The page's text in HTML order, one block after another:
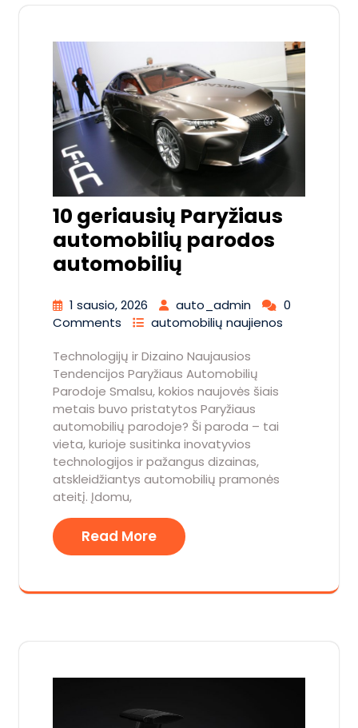
10 geriausių Paryžiaus
automobilių parodos
automobilių
1 sausio, 2026 auto_admin
0
Comments
automobilių naujienos
Technologijų ir Dizaino Naujausios
Tendencijos Paryžiaus Automobilių
Parodoje Smalsu, kokios naujovės šiais
metais buvo pristatytos Paryžiaus
automobilių parodoje? Ši paroda – tai
vieta, kurioje susitinka inovatyvios
technologijos ir pažangus dizainas,
atskleidžiantys automobilių pramonės
ateitį. Įdomu,
Read More